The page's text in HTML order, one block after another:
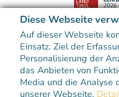
Der Preis unterstreicht die
Diese Webseite
Auf dieser Webseite
Einsatz. Ziel der
Personalisierung der
das Anbieten von
Media und die Analyse
unserer Webseite.